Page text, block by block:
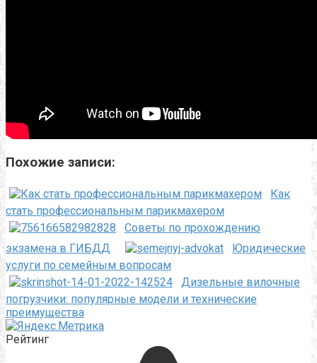
Похожие записи:
Как
стать профессиональным парикмахером
Советы по прохождению
экзамена в ГИБДД
Юридические
услуги по семейным вопросам
Дизельные вилочные
погрузчики: популярные модели и технические
преимущества
Рейтинг